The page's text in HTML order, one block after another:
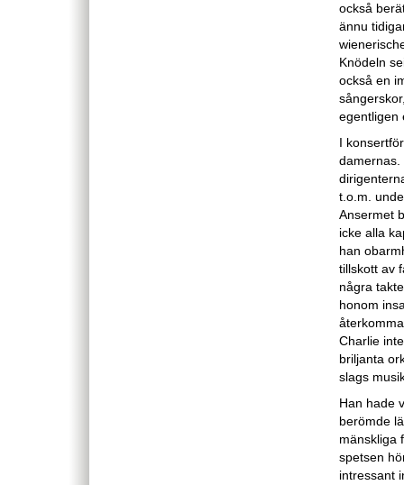
också
ännu
Knödeln
också en
egentligen
I
damernas.
t.o.m.
Ansermet
icke alla
han
tillskott av
några
honom
Charlie
briljanta
slags
Han hade
berömde
mänskliga
spetsen
intressant